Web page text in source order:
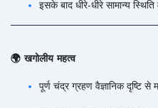
इसके बाद धीरे-धीरे सामान्य स्थिति
🌍 खगोलीय महत्व
पूर्ण चंद्र ग्रहण वैज्ञानिक दृष्टि से